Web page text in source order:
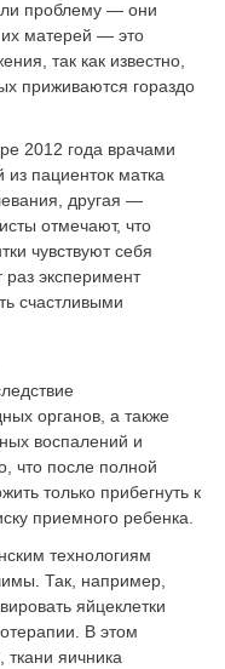
проблему — они
матерей — это
так как известно,
приживаются гораздо
2012 года врачами
из пациенток матка
другая —
отмечают, что
чувствуют себя
эксперимент
счастливыми
органов, а также
воспалений и
что после полной
только прибегнуть к
приемного ребенка.
технологиям
Так, например,
яйцеклетки
В этом
яичника